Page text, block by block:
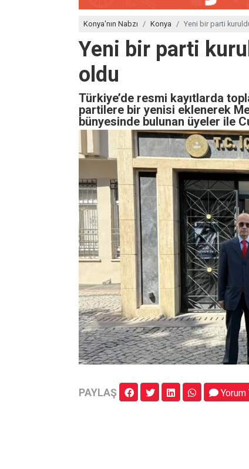
Konya'nın Nabzı Konya Yeni bir parti
Yeni bir parti
oldu
Türkiye’de resmi kayıtlarda
partilere bir yenisi eklenerek
bünyesinde bulunan üyeler ile
PAYLAŞ Yorum